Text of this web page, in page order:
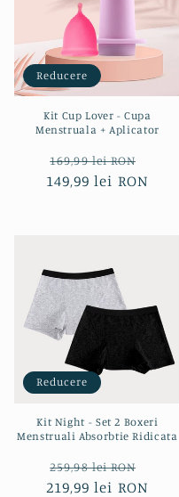
Reducere
Kit Cup Lover - Cupa
Menstruala + Aplicator
Preț
obișnuit
169,99 lei RON
redus
149,99 lei RON
Reducere
Kit Night - Set 2 Boxeri
Menstruali Absorbtie Ridicata
Preț
obișnuit
259,98 lei RON
redus
219,99 lei RON